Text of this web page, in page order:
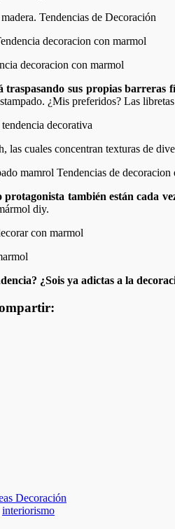
traspasando sus propias barreras
¿Mis preferidos? Las
cuales concentran texturas de
también están cada
diy.
¿Sois ya adictas a la
Decoración
interiorismo